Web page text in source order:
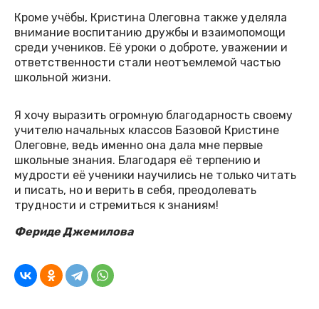
Кроме учёбы, Кристина Олеговна также уделяла
внимание воспитанию дружбы и взаимопомощи
среди учеников. Её уроки о доброте, уважении и
ответственности стали неотъемлемой частью
школьной жизни.
Я хочу выразить огромную благодарность своему
учителю начальных классов Базовой Кристине
Олеговне, ведь именно она дала мне первые
школьные знания. Благодаря её терпению и
мудрости её ученики научились не только читать
и писать, но и верить в себя, преодолевать
трудности и стремиться к знаниям!
Фериде Джемилова